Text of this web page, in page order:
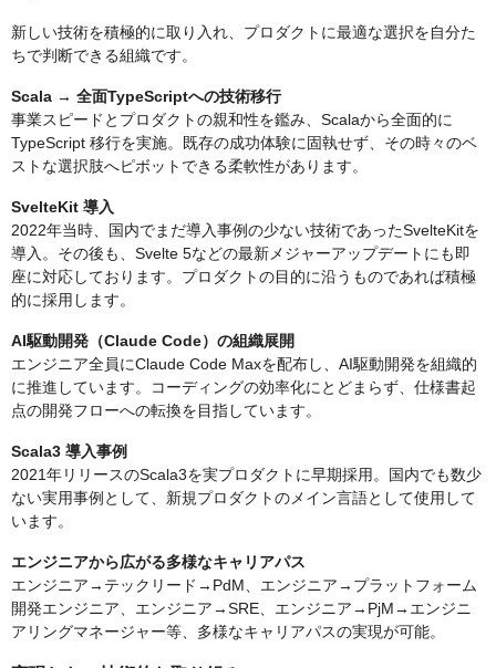
新しい技術を積極的に取り入れ、プロダクトに最適な選択を自分た
ちで判断できる組織です。
Scala → 全面TypeScriptへの技術移行
事業スピードとプロダクトの親和性を鑑み、Scalaから全面的に
TypeScript 移行を実施。既存の成功体験に固執せず、その時々のベ
ストな選択肢へピボットできる柔軟性があります。
SvelteKit 導入
2022年当時、国内でまだ導入事例の少ない技術であったSvelteKitを
導入。その後も、Svelte 5などの最新メジャーアップデートにも即
座に対応しております。プロダクトの目的に沿うものであれば積極
的に採用します。
AI駆動開発（Claude Code）の組織展開
エンジニア全員にClaude Code Maxを配布し、AI駆動開発を組織的
に推進しています。コーディングの効率化にとどまらず、仕様書起
点の開発フローへの転換を目指しています。
Scala3 導入事例
2021年リリースのScala3を実プロダクトに早期採用。国内でも数少
ない実用事例として、新規プロダクトのメイン言語として使用して
います。
エンジニアから広がる多様なキャリアパス
エンジニア→テックリード→PdM、エンジニア→プラットフォーム
開発エンジニア、エンジニア→SRE、エンジニア→PjM→エンジニ
アリングマネージャー等、多様なキャリアパスの実現が可能。